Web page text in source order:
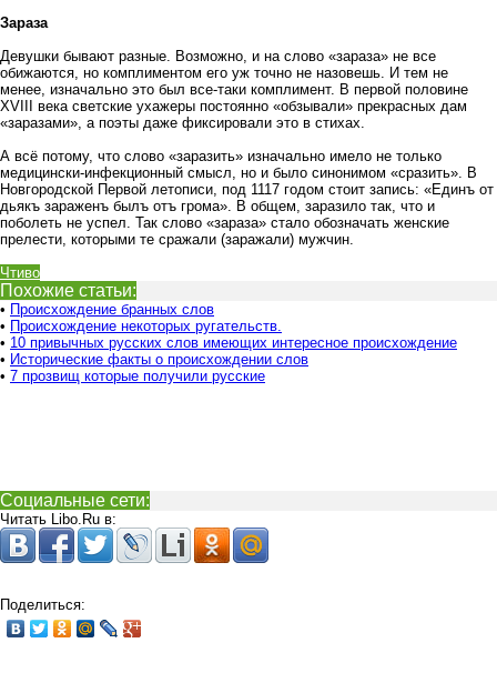
Зараза
Девушки бывают разные. Возможно, и на слово «зараза» не все
обижаются, но комплиментом его уж точно не назовешь. И тем не
менее, изначально это был все-таки комплимент. В первой половине
XVIII века светские ухажеры постоянно «обзывали» прекрасных дам
«заразами», а поэты даже фиксировали это в стихах.
А всё потому, что слово «заразить» изначально имело не только
медицински-инфекционный смысл, но и было синонимом «сразить». В
Новгородской Первой летописи, под 1117 годом стоит запись: «Единъ от
дьякъ зараженъ былъ отъ грома». В общем, заразило так, что и
поболеть не успел. Так слово «зараза» стало обозначать женские
прелести, которыми те сражали (заражали) мужчин.
Чтиво
Похожие статьи:
• Происхождение бранных слов
• Происхождение некоторых ругательств.
• 10 привычных русских слов имеющих интересное происхождение
• Исторические факты о происхождении слов
• 7 прозвищ которые получили русские
Социальные сети:
Читать Libo.Ru в:
Поделиться: